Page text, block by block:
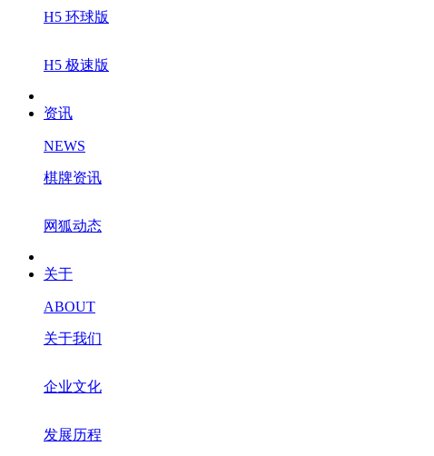
H5 环球版
H5 极速版
资讯
NEWS
棋牌资讯
网狐动态
关于
ABOUT
关于我们
企业文化
发展历程